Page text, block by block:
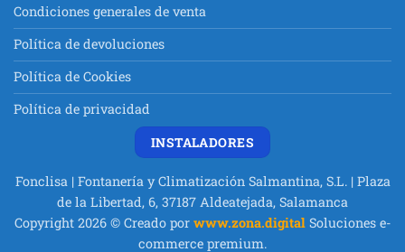
Condiciones generales de venta
Política de devoluciones
Política de Cookies
Política de privacidad
INSTALADORES
Fonclisa | Fontanería y Climatización Salmantina, S.L. | Plaza
de la Libertad, 6, 37187 Aldeatejada, Salamanca
Copyright 2026 © Creado por www.zona.digitalSoluciones e-
commerce premium.